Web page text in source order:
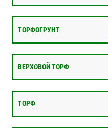
ТОРФОГРУНТ
ВЕРХОВОЙ ТОРФ
ТОРФ